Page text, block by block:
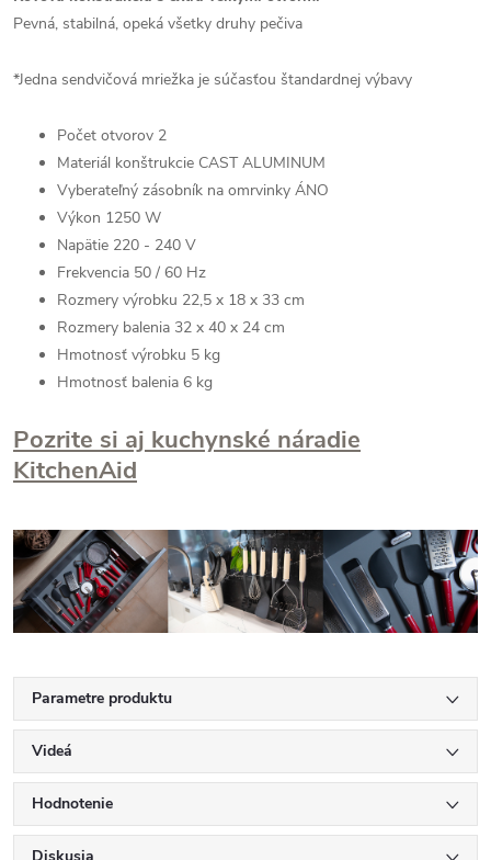
Pevná, stabilná, opeká všetky druhy pečiva
*Jedna sendvičová mriežka je súčasťou štandardnej výbavy
Počet otvorov 2
Materiál konštrukcie CAST ALUMINUM
Vyberateľný zásobník na omrvinky ÁNO
Výkon 1250 W
Napätie 220 - 240 V
Frekvencia 50 / 60 Hz
Rozmery výrobku 22,5 x 18 x 33 cm
Rozmery balenia 32 x 40 x 24 cm
Hmotnosť výrobku 5 kg
Hmotnosť balenia 6 kg
Pozrite si aj kuchynské náradie
KitchenAid
Parametre produktu
Videá
Hodnotenie